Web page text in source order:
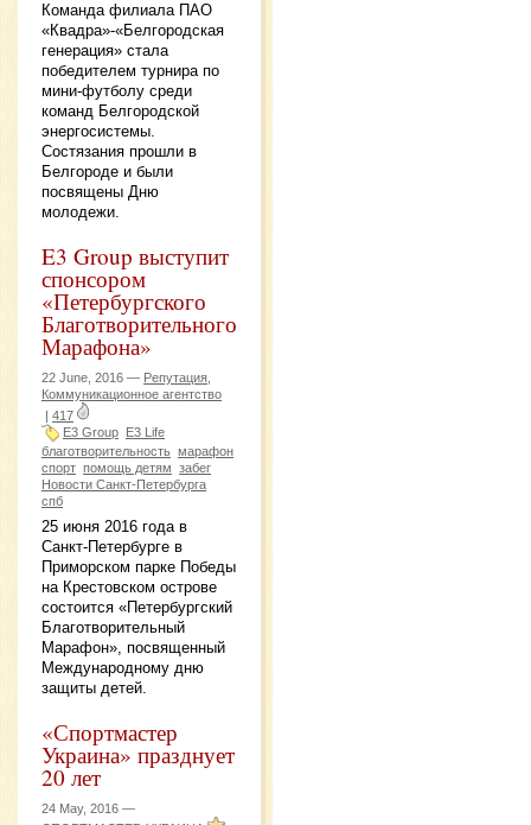
Команда филиала ПАО
«Квадра»-«Белгородская
генерация» стала
победителем турнира по
мини-футболу среди
команд Белгородской
энергосистемы.
Состязания прошли в
Белгороде и были
посвящены Дню
молодежи.
E3 Group выступит
спонсором
«Петербургского
Благотворительного
Марафона»
22 June, 2016 — Репутация,
Коммуникационное агентство
| 417
E3 Group E3 Life
благотворительность марафон
спорт помощь детям забег
Новости Санкт-Петербурга
спб
25 июня 2016 года в
Санкт-Петербурге в
Приморском парке Победы
на Крестовском острове
состоится «Петербургский
Благотворительный
Марафон», посвященный
Международному дню
защиты детей.
«Спортмастер
Украина» празднует
20 лет
24 May, 2016 —